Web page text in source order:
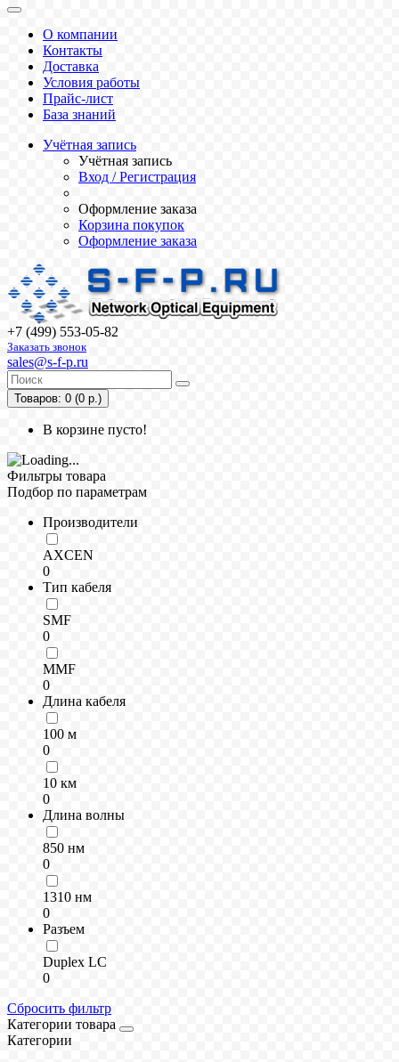
О компании
Контакты
Доставка
Условия работы
Прайс-лист
База знаний
Учётная запись
Учётная запись
Вход / Регистрация
Оформление заказа
Корзина покупок
Оформление заказа
+7 (499) 553-05-82
Заказать звонок
sales@s-f-p.ru
Товаров: 0 (0 р.)
В корзине пусто!
Фильтры товара
Подбор по параметрам
Производители
AXCEN
0
Тип кабеля
SMF
0
MMF
0
Длина кабеля
100 м
0
10 км
0
Длина волны
850 нм
0
1310 нм
0
Разъем
Duplex LC
0
Сбросить фильтр
Категории товара
Категории